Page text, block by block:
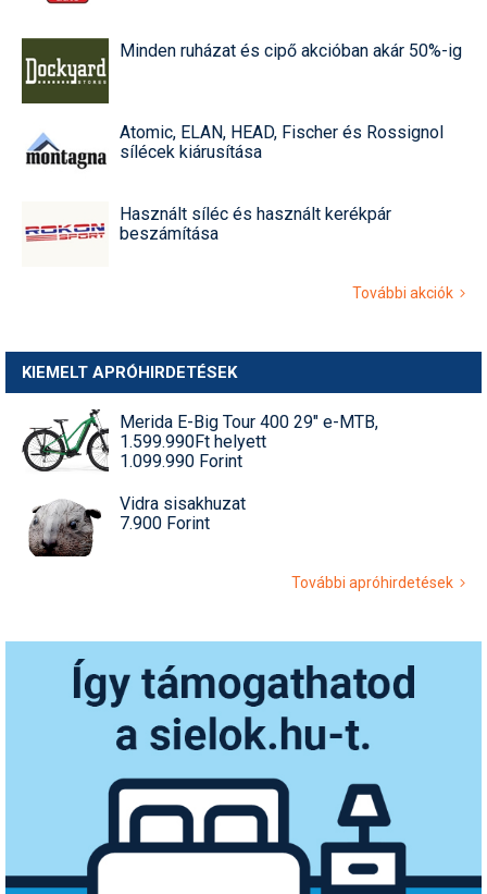
Minden ruházat és cipő akcióban akár 50%-ig
Atomic, ELAN, HEAD, Fischer és Rossignol
sílécek kiárusítása
Használt síléc és használt kerékpár
beszámítása
További akciók
KIEMELT APRÓHIRDETÉSEK
Merida E-Big Tour 400 29" e-MTB,
1.599.990Ft helyett
1.099.990 Forint
Vidra sisakhuzat
7.900 Forint
További apróhirdetések